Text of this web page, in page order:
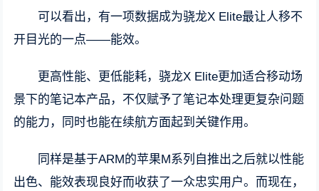
可以看出，有一项数据成为骁龙X Elite最让人移不
开目光的一点——能效。
更高性能、更低能耗，骁龙X Elite更加适合移动场
景下的笔记本产品，不仅赋予了笔记本处理更复杂问题
的能力，同时也能在续航方面起到关键作用。
同样是基于ARM的苹果M系列自推出之后就以性能
出色、能效表现良好而收获了一众忠实用户。而现在，